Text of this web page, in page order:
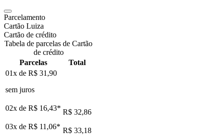
Parcelamento
Cartão Luiza
Cartão de crédito
Tabela de parcelas de Cartão
de crédito
Parcelas
Total
01x de R$ 31,90
sem juros
02x de R$ 16,43* R$ 32,86
03x de R$ 11,06* R$ 33,18